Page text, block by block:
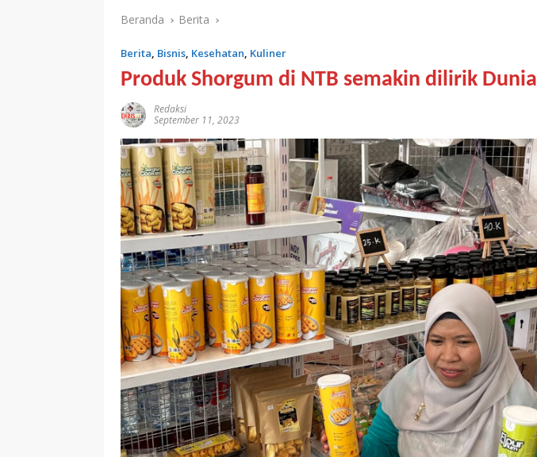
Beranda Berita
Berita, Bisnis, Kesehatan, Kuliner
Produk Shorgum di NTB semakin dilirik Dunia
Redaksi
September 11, 2023